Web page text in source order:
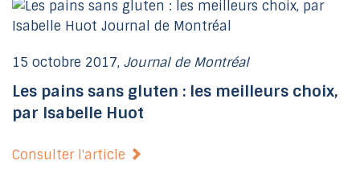
15 octobre 2017, Journal de Montréal
Les pains sans gluten : les meilleurs choix,
par Isabelle Huot
Consulter l'article